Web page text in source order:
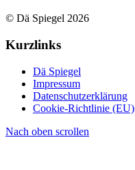
© Dä Spiegel 2026
Kurzlinks
Dä Spiegel
Impressum
Datenschutzerklärung
Cookie-Richtlinie (EU)
Nach oben scrollen